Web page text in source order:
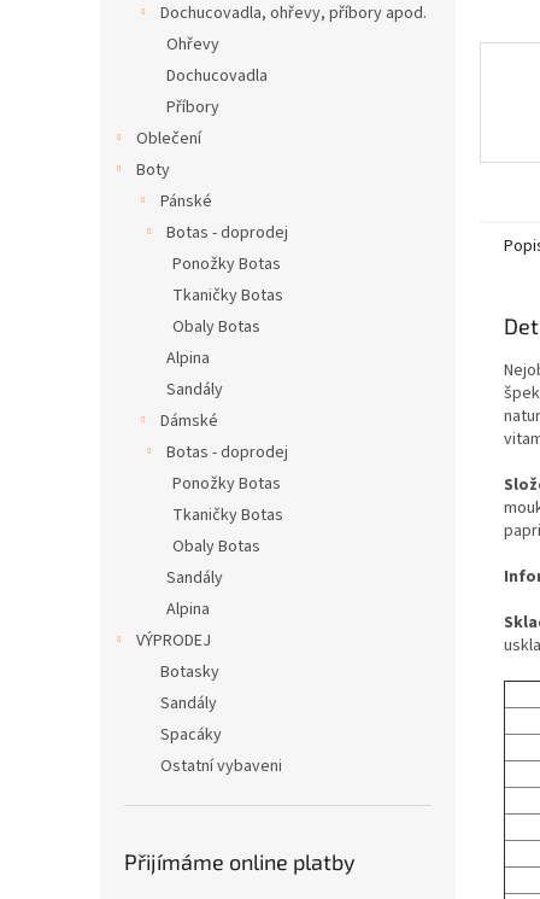
Dochucovadla, ohřevy, příbory apod.
Ohřevy
Dochucovadla
Příbory
Oblečení
Boty
Pánské
Botas - doprodej
Ponožky Botas
Tkaničky Botas
Obaly Botas
Alpina
Sandály
Dámské
Botas - doprodej
Ponožky Botas
Tkaničky Botas
Obaly Botas
Sandály
Alpina
VÝPRODEJ
Botasky
Sandály
Spacáky
Ostatní vybaveni
Přijímáme online platby